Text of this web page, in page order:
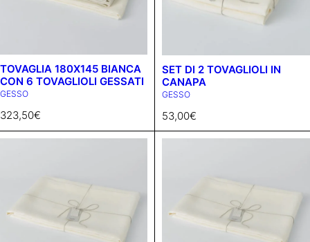
TOVAGLIA 180X145 BIANCA
CON 6 TOVAGLIOLI GESSATI
GESSO
323,50€
SET DI 2 TOVAGLIOLI IN
CANAPA
GESSO
53,00€